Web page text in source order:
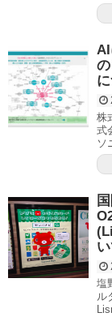
AI
株
式
ソ
塩
ル